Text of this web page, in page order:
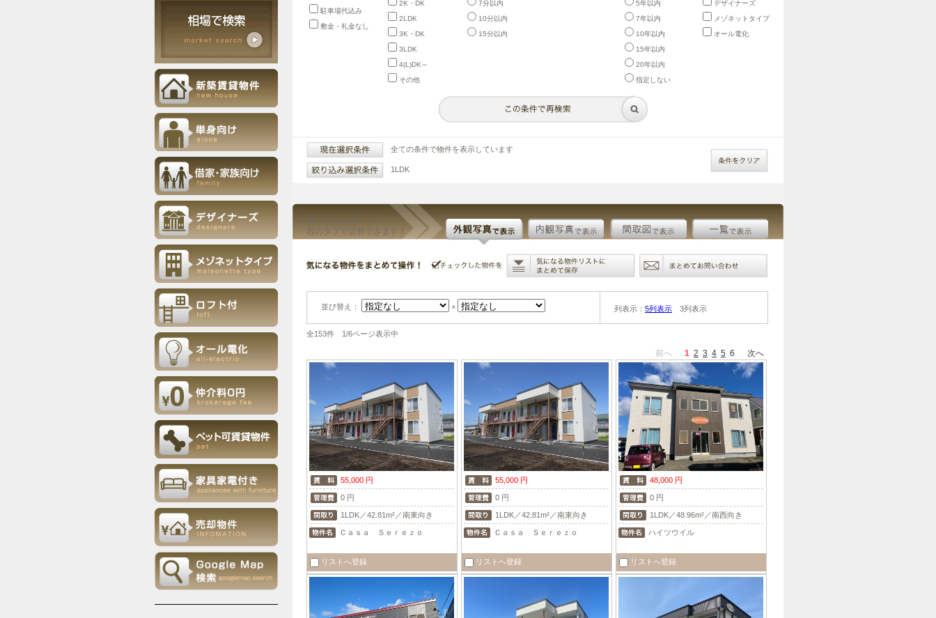
駐車場代込み
敷金・礼金なし
2K・DK
2LDK
3K・DK
3LDK
4(L)DK～
その他
7分以内
10分以内
15分以内
5年以内
7年以内
10年以内
15年以内
20年以内
指定しない
デザイナーズ
メゾネットタイプ
オール電化
全ての条件で物件を表示しています
1LDK
表示方法も色々！
右のタブで切替できます！
並び替え： × 列表示： 5列表示 3列表示
全153件 1/6ページ表示中
前へ 1 2 3 4 5 6 次へ
55,000 円
0 円
1LDK／42.81m²／南東向き
Ｃａｓａ Ｓｅｒｅｚｏ
リストへ登録
55,000 円
0 円
1LDK／42.81m²／南東向き
Ｃａｓａ Ｓｅｒｅｚｏ
リストへ登録
48,000 円
0 円
1LDK／48.96m²／南西向き
ハイツウイル
リストへ登録